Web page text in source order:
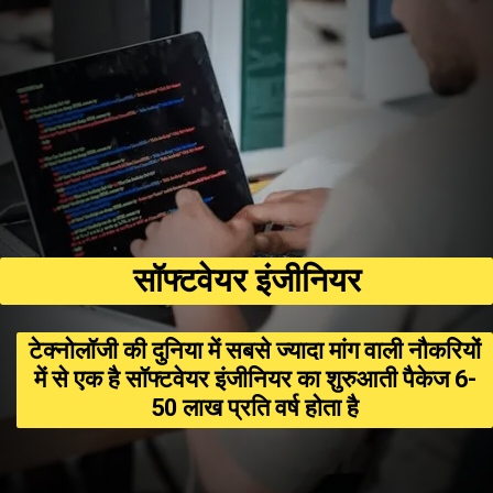
टेक्नोलॉजी की दुनिया में सबसे ज्यादा मांग वाली नौकरियों
में से एक है सॉफ्टवेयर इंजीनियर का शुरुआती पैकेज ₹6-
₹50 लाख प्रति वर्ष होता है
सॉफ्टवेयर इंजीनियर